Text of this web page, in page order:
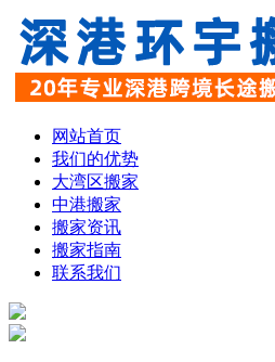
网站首页
我们的优势
大湾区搬家
中港搬家
搬家资讯
搬家指南
联系我们